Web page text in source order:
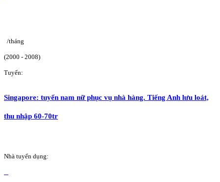
/tháng
(2000 - 2008)
Tuyển:
Singapore: tuyển nam nữ phục vụ nhà hàng. Tiếng Anh lưu loát,
thu nhập 60-70tr
Nhà tuyển dụng: